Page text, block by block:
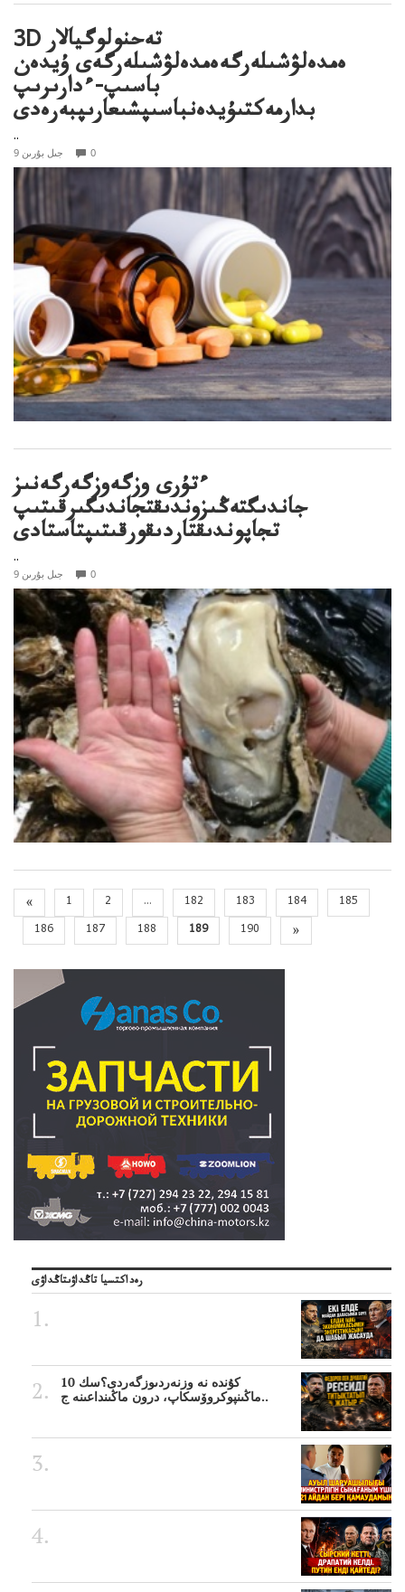
3D تەحنولوگيالار
ەمدەلۋشىلەرگەەمدەلۋشىلەرگەى ۇيدەن
باسىپ-ءدارىرىپ
بدارمەكتىۇيدەنباسىپشىعارىپبەرەدى
..
9 جىل بۇرىن 0
ءتۇرى وزگەوزگەرگەنىز
جاندىگتەڭىزوندىقتجاندىگىرقىتىپ
تجاپوندىقتاردىقورقىتىپتاستادى
..
9 جىل بۇرىن 0
« 1 2 ... 182 183 184
185
186
187 188 189 190 »
رەداكتسيا تاڭداۋىتاڭداۋى
10 كۇندە نە وزنەردىوزگەردى؟سك
ماڭىنپوكروۆسكاپ، درون ماڭىنداعىنە ج..